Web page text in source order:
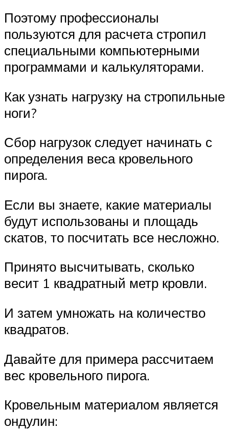
Поэтому профессионалы
пользуются для расчета стропил
специальными компьютерными
программами и калькуляторами.
Как узнать нагрузку на стропильные
ноги?
Сбор нагрузок следует начинать с
определения веса кровельного
пирога.
Если вы знаете, какие материалы
будут использованы и площадь
скатов, то посчитать все несложно.
Принято высчитывать, сколько
весит 1 квадратный метр кровли.
И затем умножать на количество
квадратов.
Давайте для примера рассчитаем
вес кровельного пирога.
Кровельным материалом является
ондулин: